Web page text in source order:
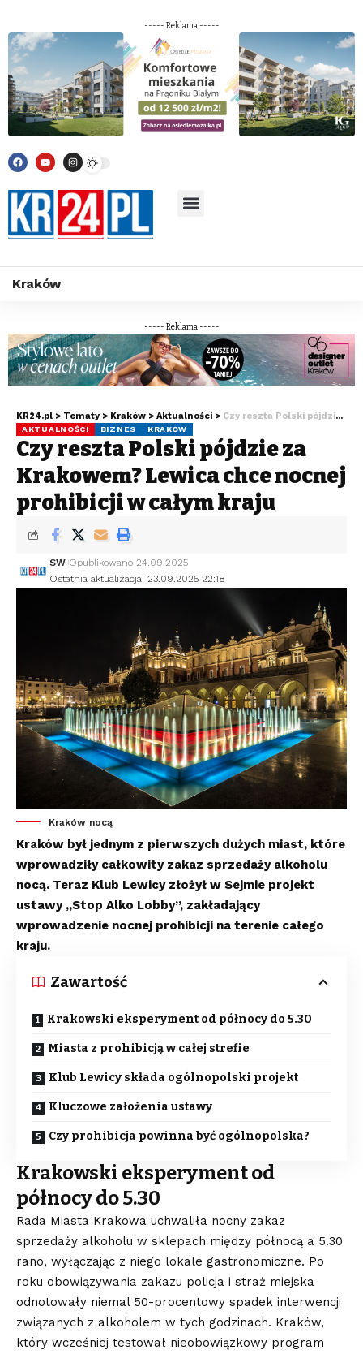
----- Reklama -----
Kraków
----- Reklama -----
KR24.pl > Tematy > Kraków > Aktualności > Czy reszta Polski pójdzie za Krakowem? Lewica chce nocnej prohibicji w całym kraju
AKTUALNOŚCI BIZNES KRAKÓW
Czy reszta Polski pójdzie za
Krakowem? Lewica chce nocnej
prohibicji w całym kraju
Ostatnia aktualizacja: 23.09.2025 22:18
SW Opublikowano 24.09.2025
Kraków nocą
Kraków był jednym z pierwszych dużych miast, które
wprowadziły całkowity zakaz sprzedaży alkoholu
nocą. Teraz Klub Lewicy złożył w Sejmie projekt
ustawy „Stop Alko Lobby”, zakładający
wprowadzenie nocnej prohibicji na terenie całego
kraju.
Zawartość
Krakowski eksperyment od północy do 5.30
Miasta z prohibicją w całej strefie
Klub Lewicy składa ogólnopolski projekt
Kluczowe założenia ustawy
Czy prohibicja powinna być ogólnopolska?
Krakowski eksperyment od
północy do 5.30
Rada Miasta Krakowa uchwaliła nocny zakaz
sprzedaży alkoholu w sklepach między północą a 5.30
rano, wyłączając z niego lokale gastronomiczne. Po
roku obowiązywania zakazu policja i straż miejska
odnotowały niemal 50-procentowy spadek interwencji
związanych z alkoholem w tych godzinach. Kraków,
który wcześniej testował nieobowiązkowy program